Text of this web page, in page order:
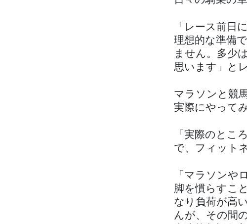
「レース前日
理想的な準備
ません。多少
思います」と
マラソンと競
実際にやって
「実際のとこ
で、フィット
「マラソンや
脚を慣らすこ
なり負荷が高
んが、その間